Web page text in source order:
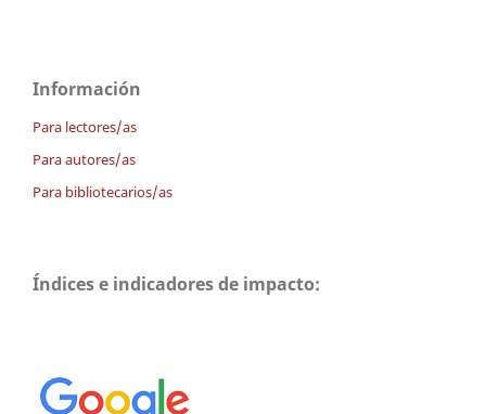
Información
Para lectores/as
Para autores/as
Para bibliotecarios/as
Índices e indicadores de impacto: